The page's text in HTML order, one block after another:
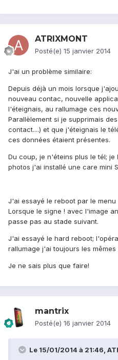
ATRIXMONT
Posté(e) 15 janvier 2014
J'ai un problème similaire:
Depuis déjà un mois lorsque
nouveau contac, nouvelle
l'éteignais, au rallumage ces
Parallèlement si je supprimais
contact....) et que j'éteignais le
ces données étaient présentes.
Du coup, je n'éteins plus le tél;
photos j'ai installé une care mini
J'ai essayé le reboot par le menu
Lorsque le signe ! avec l'image
passe pas au stade suivant.
J'ai essayé le hard reboot;
rallumage j'ai toujours les
Je ne sais plus que faire!
mantrix
Posté(e) 16 janvier 2014
Le 15/01/2014 à 21:46,